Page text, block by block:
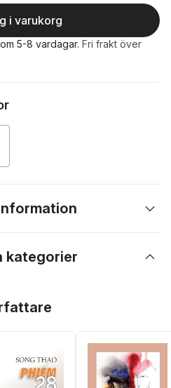
i varukorg
5-8 vardagar. Fri frakt över
kategorier